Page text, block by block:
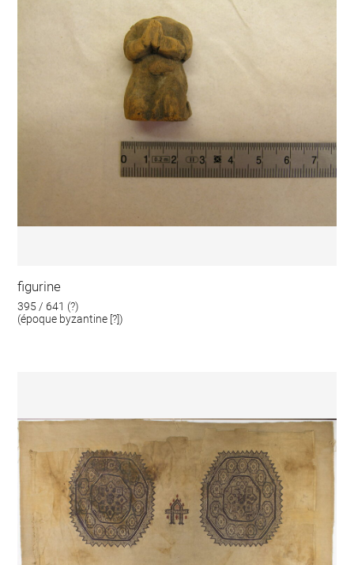
figurine
395 / 641 (?)
(époque byzantine [?])